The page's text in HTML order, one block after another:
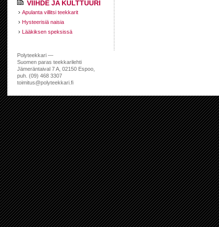
VIIHDE JA KULTTUURI
Apulanta villitsi teekkarit
Hysteerisiä naisia
Lääkiksen speksissä
Polyteekkari —
Suomen paras teekkarilehti
Jämeräntaival 7 A, 02150 Espoo,
puh. (09) 468 3307
toimitus@polyteekkari.fi